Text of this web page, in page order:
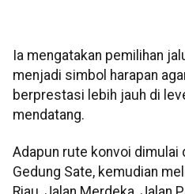
Ia mengatakan pemilihan
menjadi simbol harapan
berprestasi lebih jauh di
mendatang.
Adapun rute konvoi dimulai
Gedung Sate, kemudian